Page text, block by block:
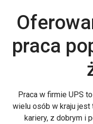
praca
Praca w firmie UPS
wielu osób w kraju jest
kariery, z dobrym i